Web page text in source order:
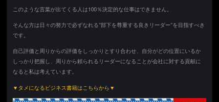
このような言葉が出てくる人は100％決定的な仕事はできません。
そんな方は日々の努力で必ずなれる”部下を尊重する良きリーダー”を目指すべき
です。
自己評価と周りからの評価をしっかりとすり合わせ、自分がどの位置にいるか
しっかり把握し、周りから頼られるリーダーになることが会社に対する貢献に
なると私は考えています。
▼タメになるビジネス書籍はこちらから▼